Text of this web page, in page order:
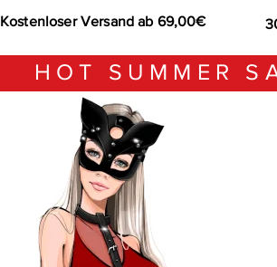
Kostenloser Versand ab 69,00€
HOT SUMMER